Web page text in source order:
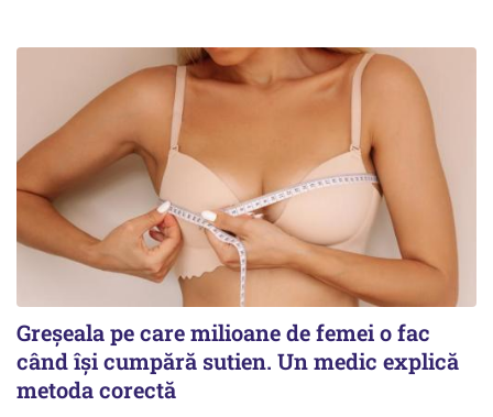
Greșeala pe care milioane de femei o fac
când își cumpără sutien. Un medic explică
metoda corectă